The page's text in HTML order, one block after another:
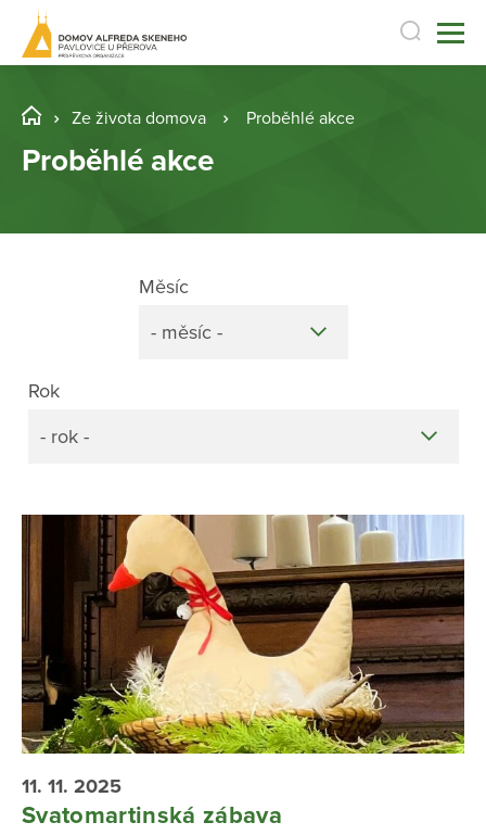
Ze života domova Proběhlé akce
Proběhlé akce
Rok
- rok -
Měsíc
- měsíc -
11. 11. 2025
Svatomartinská zábava